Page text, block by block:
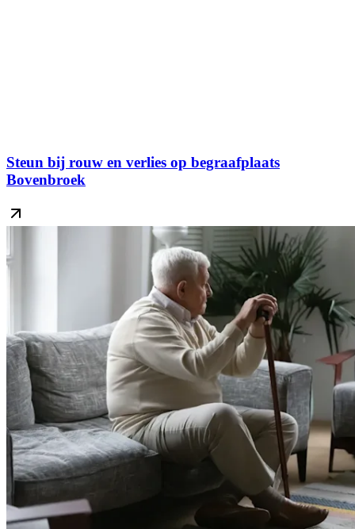
Steun bij rouw en verlies op begraafplaats
Bovenbroek